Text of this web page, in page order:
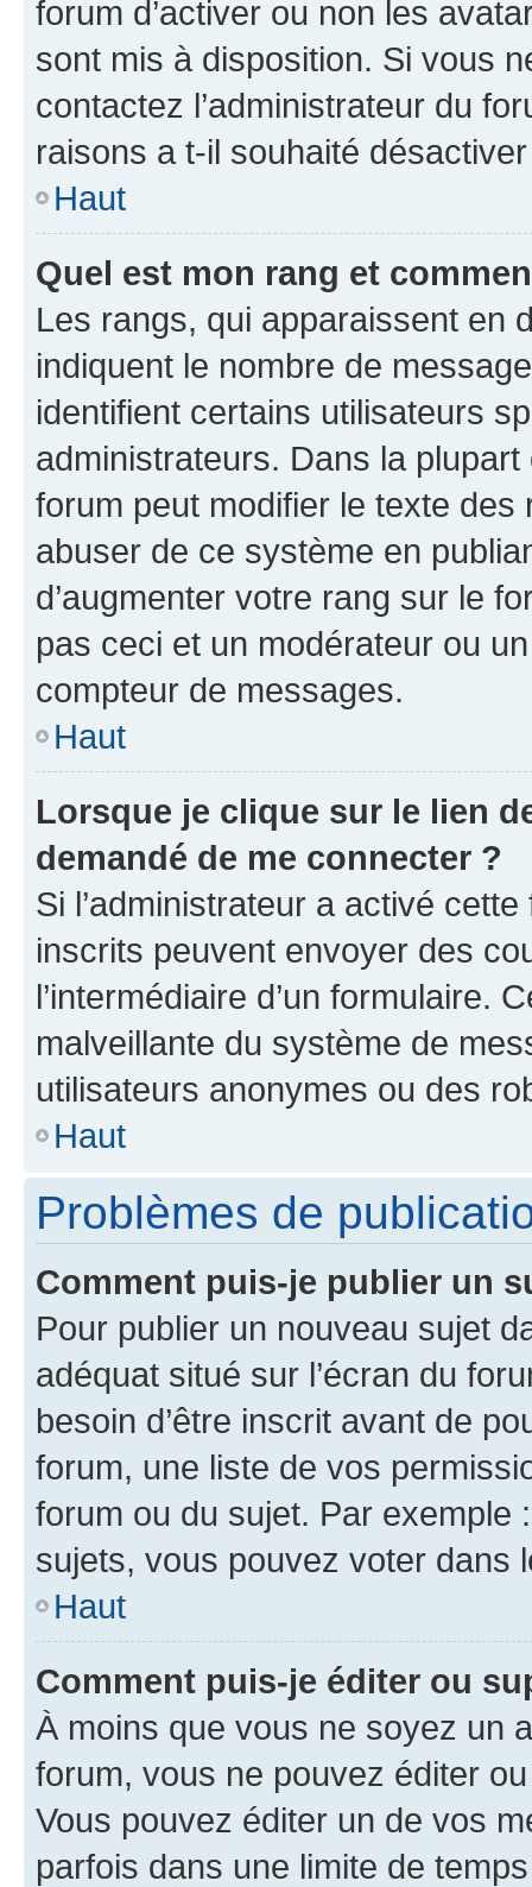
forum d’activer ou non les
sont mis à disposition. Si vous
contactez l’administrateur du
raisons a t-il souhaité
Haut
Quel est mon rang et
Les rangs, qui apparaissent en
indiquent le nombre de
identifient certains utilisateurs
administrateurs. Dans la
forum peut modifier le texte
abuser de ce système en
d’augmenter votre rang sur le
pas ceci et un modérateur ou
compteur de messages.
Haut
Lorsque je clique sur le lien
demandé de me connecter ?
Si l’administrateur a activé
inscrits peuvent envoyer des
l’intermédiaire d’un formulaire.
malveillante du système de
utilisateurs anonymes ou des
Haut
Problèmes de
Comment puis-je publier un
Pour publier un nouveau sujet
adéquat situé sur l’écran du
besoin d’être inscrit avant de
forum, une liste de vos
forum ou du sujet. Par exemple
sujets, vous pouvez voter dans
Haut
Comment puis-je éditer ou
À moins que vous ne soyez un
forum, vous ne pouvez éditer
Vous pouvez éditer un de vos
parfois dans une limite de